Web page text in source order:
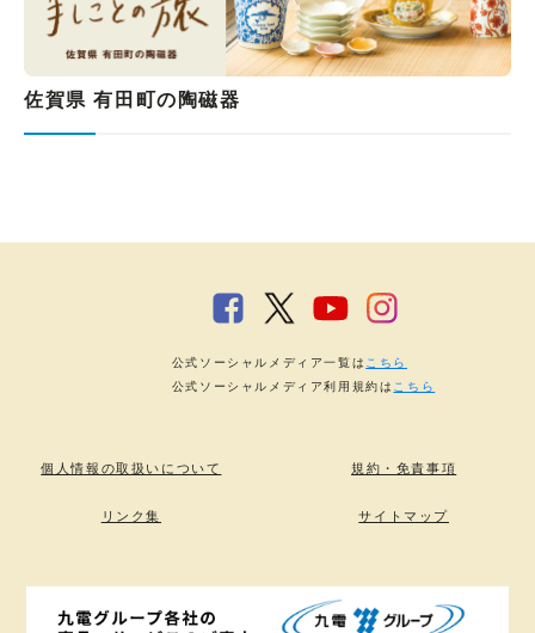
佐賀県 有田町の陶磁器
個人情報の取扱いについて 規約・免責事項
リンク集 サイトマップ
公式ソーシャルメディア一覧は こちら
公式ソーシャルメディア利用規約は こちら